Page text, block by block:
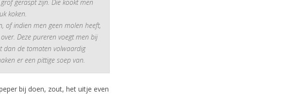
geraspt zijn. Die kookt men
koken.
of indien men geen molen heeft,
Deze pureren voegt men bij
dan de tomaten volwaardig
er een pittige soep van.
bij doen, zout, het uitje even